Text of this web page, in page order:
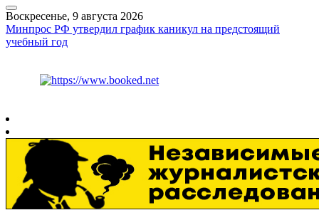
Воскресенье, 9 августа 2026
Минпрос РФ утвердил график каникул на предстоящий
учебный год